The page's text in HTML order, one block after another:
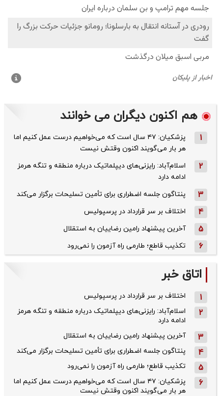
هم اکنون دیگران می خوانند
1
پزشکیان: ۴۷ سال است که می‌خواهیم درست عمل کنیم اما
هر بار می‌گویند اکنون وقتش نیست
2
اسلام‌آباد: رایزنی‌های دیپلماتیک درباره منطقه و تنگه هرمز
ادامه دارد
3 پنتاگون جلسه اضطراری برای تأمین تسلیحات برگزار می‌کند
4 اختلاف بر سر قرارداد در پرسپولیس
5 آخرین پیشنهاد رامین رضاییان به استقلال
6 تکذیب قاطع؛‌ طارمی راه آزمون را نمی‌رود
اتاق خبر
1 اختلاف بر سر قرارداد در پرسپولیس
2
اسلام‌آباد: رایزنی‌های دیپلماتیک درباره منطقه و تنگه هرمز
ادامه دارد
3 آخرین پیشنهاد رامین رضاییان به استقلال
4 پنتاگون جلسه اضطراری برای تأمین تسلیحات برگزار می‌کند
5 تکذیب قاطع؛‌ طارمی راه آزمون را نمی‌رود
6
پزشکیان: ۴۷ سال است که می‌خواهیم درست عمل کنیم اما
هر بار می‌گویند اکنون وقتش نیست